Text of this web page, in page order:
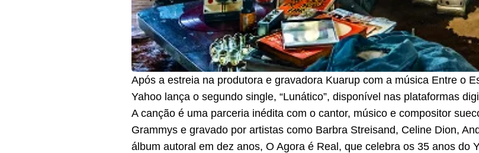
Após a estreia na produtora e gravadora Kuarup com a música Entre o
Yahoo lança o segundo single, “Lunático”, disponível nas plataformas
A canção é uma parceria inédita com o cantor, músico e compositor
Grammys e gravado por artistas como Barbra Streisand, Celine Dion,
álbum autoral em dez anos, O Agora é Real, que celebra os 35 anos do